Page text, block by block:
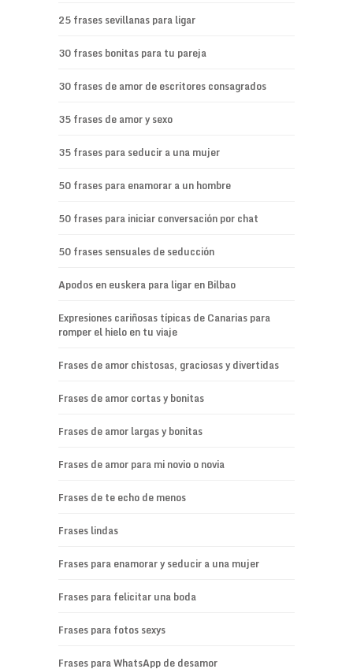
25 frases sevillanas para ligar
30 frases bonitas para tu pareja
30 frases de amor de escritores consagrados
35 frases de amor y sexo
35 frases para seducir a una mujer
50 frases para enamorar a un hombre
50 frases para iniciar conversación por chat
50 frases sensuales de seducción
Apodos en euskera para ligar en Bilbao
Expresiones cariñosas típicas de Canarias para
romper el hielo en tu viaje
Frases de amor chistosas, graciosas y divertidas
Frases de amor cortas y bonitas
Frases de amor largas y bonitas
Frases de amor para mi novio o novia
Frases de te echo de menos
Frases lindas
Frases para enamorar y seducir a una mujer
Frases para felicitar una boda
Frases para fotos sexys
Frases para WhatsApp de desamor